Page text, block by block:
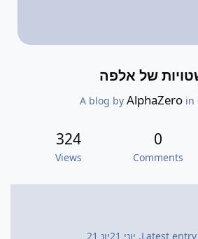
של אלפה
A blog by AlphaZeroin
0
Comments
324
Views
Latest
, יוני 21
יונ 21